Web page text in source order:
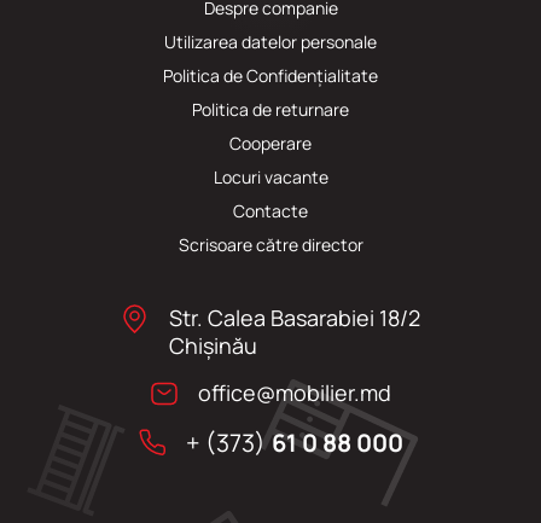
Despre companie
Utilizarea datelor personale
Politica de Confidențialitate
Politica de returnare
Cooperare
Locuri vacante
Сontacte
Scrisoare către director
Str. Calea Basarabiei 18/2
Chişinău
office@mobilier.md
+ (373)61 0 88 000